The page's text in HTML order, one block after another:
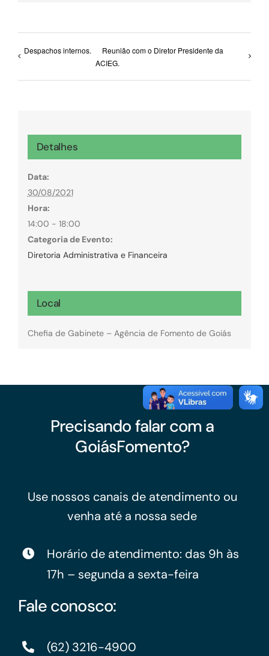
Despachos internos.
Reunião com o Diretor Presidente da
ACIEG.
Detalhes
Data:
30/08/2021
Hora:
14:00 - 18:00
Categoria de Evento:
Diretoria Administrativa e Financeira
Local
Chefia de Gabinete – Agência de Fomento de Goiás
Precisando falar com a
GoiásFomento?
Use nossos canais de atendimento ou
venha até a nossa sede
Horário de atendimento: das 9h às
17h – segunda a sexta-feira
Fale conosco:
(62) 3216-4900